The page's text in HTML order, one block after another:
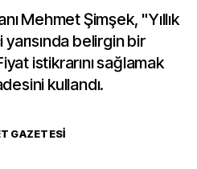
Mehmet Şimşek, "Yıllık
yarısında belirgin bir
istikrarını sağlamak
kullandı.
GAZETESI